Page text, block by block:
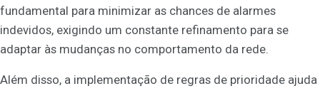
fundamental para minimizar as chances de alarmes
indevidos, exigindo um constante refinamento para se
adaptar às mudanças no comportamento da rede.
Além disso, a implementação de regras de prioridade ajuda